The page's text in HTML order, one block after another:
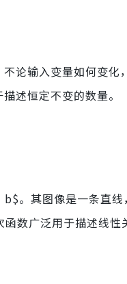
论输入变量如何变
述恒定不变的数量。
。其图像是一条直
数广泛用于描述线性